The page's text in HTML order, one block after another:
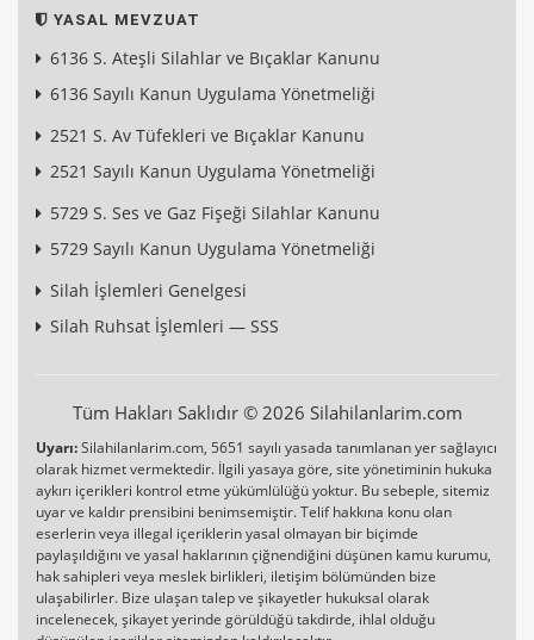
YASAL MEVZUAT
6136 S. Ateşli Silahlar ve Bıçaklar Kanunu
6136 Sayılı Kanun Uygulama Yönetmeliği
2521 S. Av Tüfekleri ve Bıçaklar Kanunu
2521 Sayılı Kanun Uygulama Yönetmeliği
5729 S. Ses ve Gaz Fişeği Silahlar Kanunu
5729 Sayılı Kanun Uygulama Yönetmeliği
Silah İşlemleri Genelgesi
Silah Ruhsat İşlemleri — SSS
Tüm Hakları Saklıdır © 2026 Silahilanlarim.com
Uyarı:Silahilanlarim.com, 5651 sayılı yasada tanımlanan yer sağlayıcı
olarak hizmet vermektedir. İlgili yasaya göre, site yönetiminin hukuka
aykırı içerikleri kontrol etme yükümlülüğü yoktur. Bu sebeple, sitemiz
uyar ve kaldır prensibini benimsemiştir. Telif hakkına konu olan
eserlerin veya illegal içeriklerin yasal olmayan bir biçimde
paylaşıldığını ve yasal haklarının çiğnendiğini düşünen kamu kurumu,
hak sahipleri veya meslek birlikleri, iletişim bölümünden bize
ulaşabilirler. Bize ulaşan talep ve şikayetler hukuksal olarak
incelenecek, şikayet yerinde görüldüğü takdirde, ihlal olduğu